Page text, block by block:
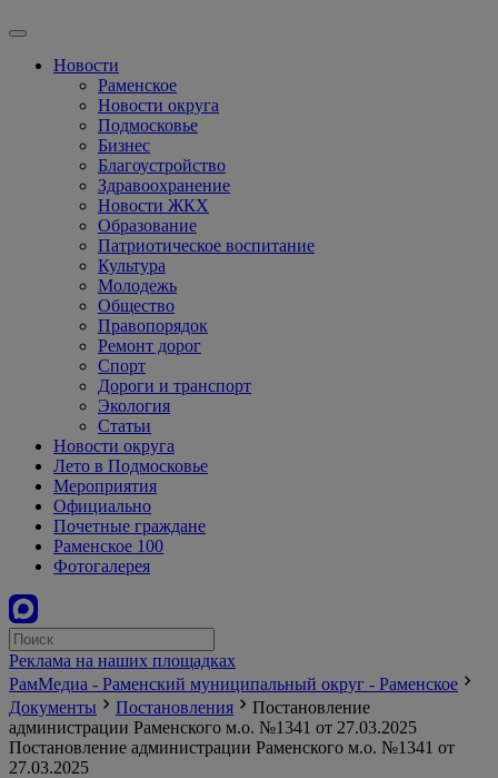
Новости
Раменское
Новости округа
Подмосковье
Бизнес
Благоустройство
Здравоохранение
Новости ЖКХ
Образование
Патриотическое воспитание
Культура
Молодежь
Общество
Правопорядок
Ремонт дорог
Спорт
Дороги и транспорт
Экология
Статьи
Новости округа
Лето в Подмосковье
Мероприятия
Официально
Почетные граждане
Раменское 100
Фотогалерея
Реклама на наших площадках
РамМедиа - Раменский муниципальный округ - Раменское
Документы
Постановления
Постановление
администрации Раменского м.о. №1341 от 27.03.2025
Постановление администрации Раменского м.о. №1341 от
27.03.2025